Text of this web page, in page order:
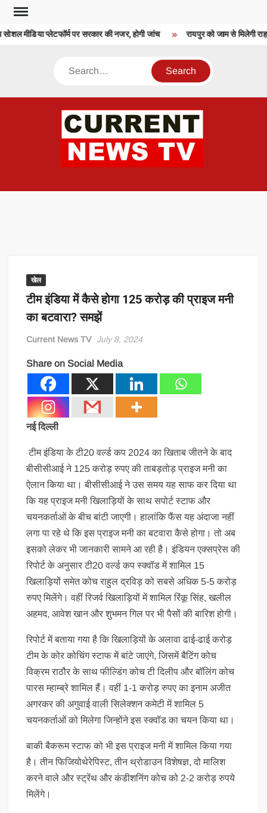
Skip
content
मीडिया प्लेटफॉर्म पर सरकार की नजर, होगी जांच रायपुर को जाम से मिलेगी
Search
खेल
टीम इंडिया में कैसे होगा 125 करोड़ की प्राइज मनी
का बटवारा? समझें
Current News TV July 8, 2024
Share on Social Media
नई दिल्ली
टीम इंडिया के टी20 वर्ल्ड कप 2024 का खिताब जीतने के बाद
बीसीसीआई ने 125 करोड़ रुपए की ताबड़तोड़ प्राइज मनी का
ऐलान किया था। बीसीसीआई ने उस समय यह साफ कर दिया था
कि यह प्राइज मनी खिलाड़ियों के साथ सपोर्ट स्टाफ और
चयनकर्ताओं के बीच बांटी जाएगी। हालांकि फैंस यह अंदाजा नहीं
लगा पा रहे थे कि इस प्राइज मनी का बटवारा कैसे होगा। तो अब
इसको लेकर भी जानकारी सामने आ रही है। इंडियन एक्सप्रेस की
रिपोर्ट के अनुसार टी20 वर्ल्ड कप स्क्वॉड में शामिल 15
खिलाड़ियों समेत कोच राहुल द्रविड़ को सबसे अधिक 5-5 करोड़
रुपए मिलेंगे। वहीं रिजर्व खिलाड़ियों में शामिल रिंकू सिंह, खलील
अहमद, आवेश खान और शुभमन गिल पर भी पैसों की बारिश होगी।
रिपोर्ट में बताया गया है कि खिलाड़ियों के अलावा ढाई-ढाई करोड़
टीम के कोर कोचिंग स्टाफ में बांटे जाएंगे, जिसमें बैटिंग कोच
विक्रम राठौर के साथ फील्डिंग कोच टी दिलीप और बॉलिंग कोच
पारस म्हाम्ब्रे शामिल हैं। वहीं 1-1 करोड़ रुपए का इनाम अजीत
अगरकर की अगुवाई वाली सिलेक्शन कमेटी में शामिल 5
चयनकर्ताओं को मिलेगा जिन्होंने इस स्क्वॉड का चयन किया था।
बाकी बैकरूम स्टाफ को भी इस प्राइज मनी में शामिल किया गया
है। तीन फिजियोथेरेपिस्ट, तीन थ्रोडाउन विशेषज्ञ, दो मालिश
करने वाले और स्ट्रेंथ और कंडीशनिंग कोच को 2-2 करोड़ रुपये
मिलेंगे।